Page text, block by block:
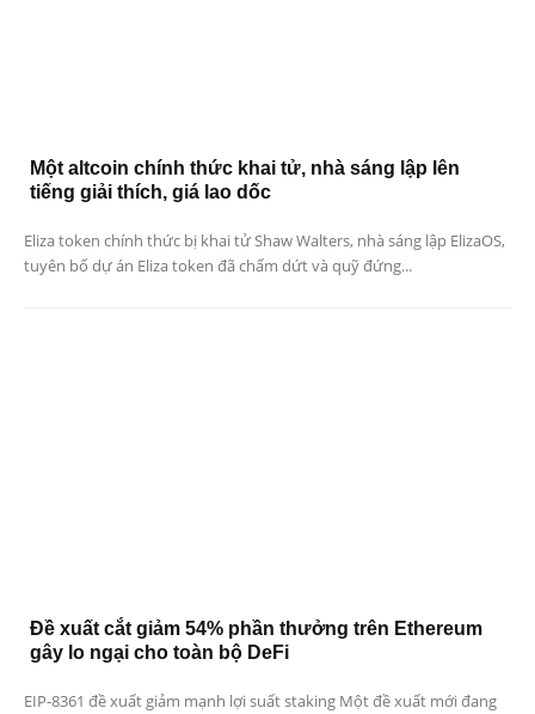
Một altcoin chính thức khai tử, nhà sáng lập lên
tiếng giải thích, giá lao dốc
Eliza token chính thức bị khai tử Shaw Walters, nhà sáng lập ElizaOS,
tuyên bố dự án Eliza token đã chấm dứt và quỹ đứng...
Đề xuất cắt giảm 54% phần thưởng trên Ethereum
gây lo ngại cho toàn bộ DeFi
EIP-8361 đề xuất giảm mạnh lợi suất staking Một đề xuất mới đang